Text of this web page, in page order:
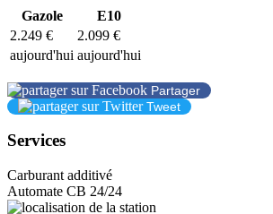
Gazole
E10
2.249 €
2.099 €
aujourd'hui aujourd'hui
Partager
Tweet
Services
Carburant additivé
Automate CB 24/24